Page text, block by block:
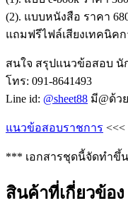
(2). แบบหนังสือ ราคา
แถมฟรีไฟล์เสียงเทคนิ
สนใจ สรุปแนวข้อสอบ นั
โทร: 091-8641493
Line id: @sheet88 มี@ด้ว
แนวข้อสอบราชการ <<<
*** เอกสารชุดนี้จัดทำขึ้น
สินค้าที่เกี่ยวข้อง